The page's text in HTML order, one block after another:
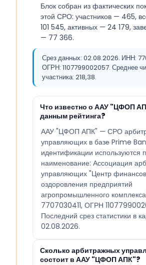
Блок собран из фактических
этой СРО: участников — 465,
101 545, активных — 24 179,
— 77 366.
Срез данных: 02.08.2026. ИНН:
ОГРН: 1107799002057. Среднее
участника: 218,38.
Что известно о ААУ "ЦФОП
данным рейтинга?
ААУ "ЦФОП АПК" — СРО
управляющих в базе Prime
идентификации используются
наименование: Ассоциация
управляющих "Центр
оздоровления предприятий
агропромышленного
7707030411, ОГРН
Последний срез статистики в
02.08.2026.
Сколько арбитражных
состоит в ААУ "ЦФОП АПК"?